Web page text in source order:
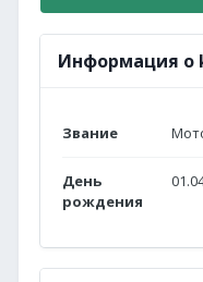
Информация о
Звание
День
рождения